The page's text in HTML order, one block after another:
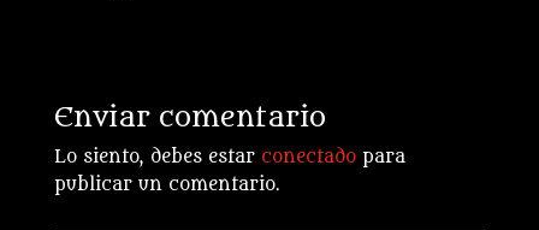
Enviar comentario
Lo siento, debes estar conectadopara
publicar un comentario.